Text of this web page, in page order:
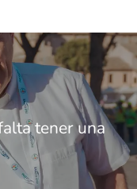
tener una